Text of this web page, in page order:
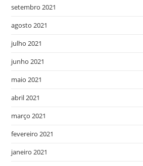
setembro 2021
agosto 2021
julho 2021
junho 2021
maio 2021
abril 2021
março 2021
fevereiro 2021
janeiro 2021